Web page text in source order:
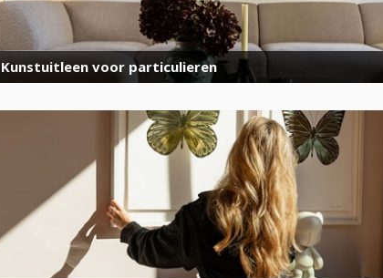
Kunstuitleen voor particulieren